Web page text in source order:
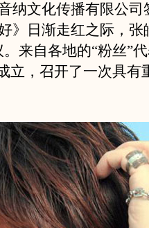
文化传播有限公司
》日渐走红之际，张
来自各地的“粉丝”
立，召开了一次具有